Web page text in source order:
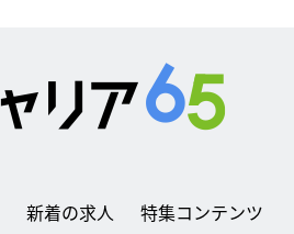
新着の求人 特集コンテンツ